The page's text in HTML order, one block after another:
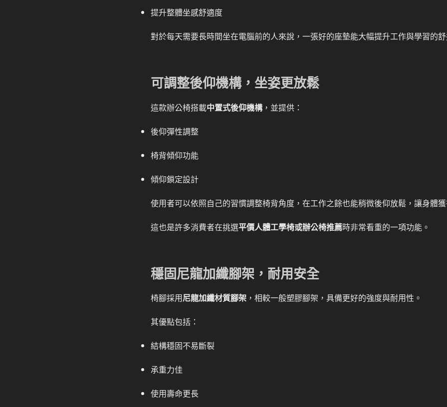
提升整體坐感舒適度
對於每天需要長時間坐在電腦前的人來說，一張好的座墊能大幅提升工作與學習的
可調整後仰機構，坐姿更放鬆
這款辦公椅搭載中置式後仰機構，並提供：
後仰彈性調整
椅背傾仰功能
傾仰鎖定設計
使用者可以依照自己的習慣調整椅背角度，在工作之餘也能稍微後仰放鬆，讓身體
這也是許多消費者在挑選平價人體工學椅或辦公椅推薦時非常看重的一項功能。
穩固尼龍加纖腳架，耐用安全
椅腳採用尼龍加纖材質腳架 ，相較一般塑膠腳架，具備更好的強度與耐用性。
其優點包括：
結構穩固不易斷裂
承重力佳
使用壽命更長